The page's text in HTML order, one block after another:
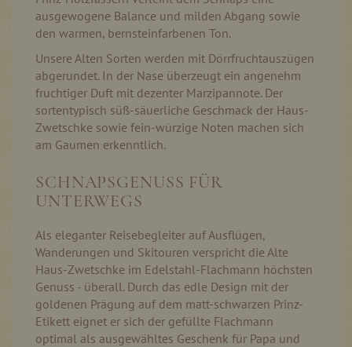
ausgewogene Balance und milden Abgang sowie
den warmen, bernsteinfarbenen Ton.
Unsere Alten Sorten werden mit Dörrfruchtauszügen
abgerundet. In der Nase überzeugt ein angenehm
fruchtiger Duft mit dezenter Marzipannote. Der
sortentypisch süß-säuerliche Geschmack der Haus-
Zwetschke sowie fein-würzige Noten machen sich
am Gaumen erkenntlich.
SCHNAPSGENUSS FÜR
UNTERWEGS
Als eleganter Reisebegleiter auf Ausflügen,
Wanderungen und Skitouren verspricht die Alte
Haus-Zwetschke im Edelstahl-Flachmann höchsten
Genuss - überall. Durch das edle Design mit der
goldenen Prägung auf dem matt-schwarzen Prinz-
Etikett eignet er sich der gefüllte Flachmann
optimal als ausgewähltes Geschenk für Papa und